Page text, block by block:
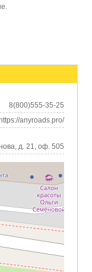
8(800)555-35-25
anyroads.pro/
д. 21, оф. 505